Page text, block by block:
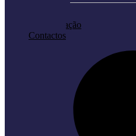
Categories
in
Pedir Cotação
Contactos